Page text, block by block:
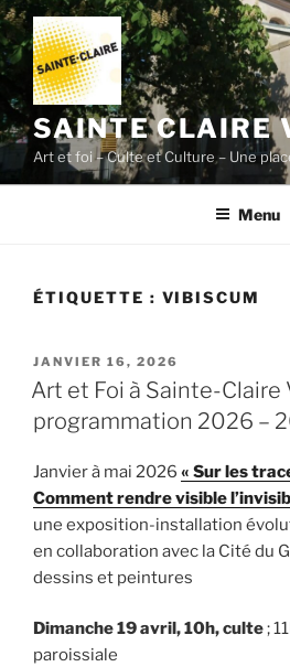
Aller
au
contenu
principal
SAINTE CLAIRE
Art et foi – Culte et Culture – Une
Menu
ÉTIQUETTE : VIBISCUM
PUBLIÉ
LE
JANVIER 16, 2026
Art et Foi à Sainte-Claire
programmation 2026 –
Janvier à mai 2026 « Sur les
Comment rendre visible
une exposition-installation
en collaboration avec la Cité du
dessins et peintures
Dimanche 19 avril, 10h, culte;
paroissiale